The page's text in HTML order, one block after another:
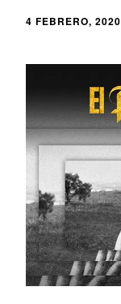
4 FEBRERO, 2020